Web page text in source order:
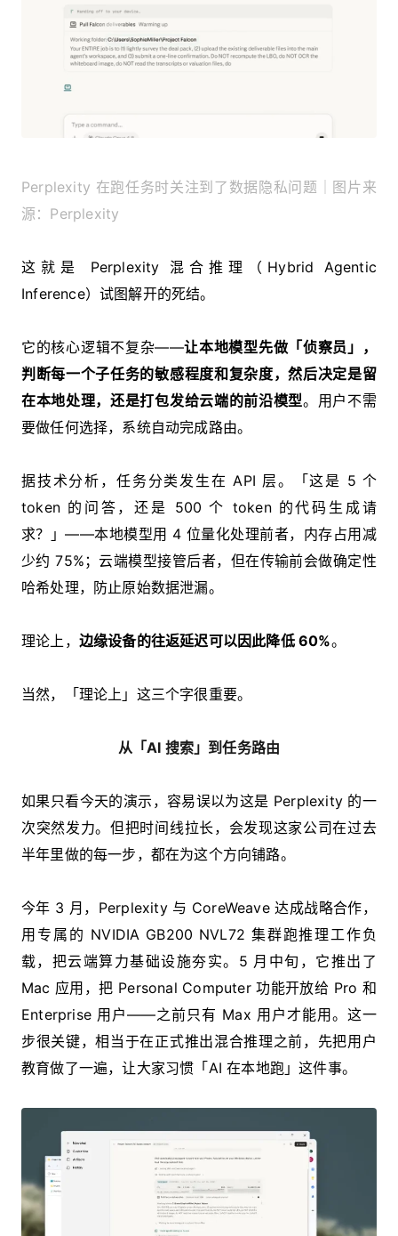
Perplexity 在跑任务时关注到了数据隐私问题｜图片来
源：Perplexity
这就是 Perplexity 混合推理（Hybrid Agentic
Inference）试图解开的死结。
它的核心逻辑不复杂——让本地模型先做「侦察员」，
判断每一个子任务的敏感程度和复杂度，然后决定是留
在本地处理，还是打包发给云端的前沿模型。用户不需
要做任何选择，系统自动完成路由。
据技术分析，任务分类发生在 API 层。「这是 5 个
token 的问答，还是 500 个 token 的代码生成请
求？」——本地模型用 4 位量化处理前者，内存占用减
少约 75%；云端模型接管后者，但在传输前会做确定性
哈希处理，防止原始数据泄漏。
理论上， 边缘设备的往返延迟可以因此降低 60%。
当然，「理论上」这三个字很重要。
从「AI 搜索」到任务路由
如果只看今天的演示，容易误以为这是 Perplexity 的一
次突然发力。但把时间线拉长，会发现这家公司在过去
半年里做的每一步，都在为这个方向铺路。
今年 3 月，Perplexity 与 CoreWeave 达成战略合作，
用专属的 NVIDIA GB200 NVL72 集群跑推理工作负
载，把云端算力基础设施夯实。5 月中旬，它推出了
Mac 应用，把 Personal Computer 功能开放给 Pro 和
Enterprise 用户——之前只有 Max 用户才能用。这一
步很关键，相当于在正式推出混合推理之前，先把用户
教育做了一遍，让大家习惯「AI 在本地跑」这件事。